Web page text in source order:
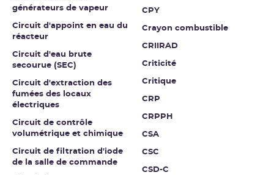
générateurs de vapeur
Circuit d'appoint en eau du
réacteur
Circuit d'eau brute
secourue (SEC)
Circuit d'extraction des
fumées des locaux
électriques
Circuit de contrôle
volumétrique et chimique
Circuit de filtration d'iode
de la salle de commande
CPY
Crayon combustible
CRIIRAD
Criticité
Critique
CRP
CRPPH
CSA
CSC
CSD-C